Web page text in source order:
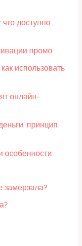
доступно
промо
использовать
онлайн-
принцип
особенности
замерзала?